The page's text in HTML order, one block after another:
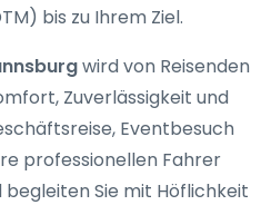
bis zu Ihrem Ziel.
wird von Reisenden
Zuverlässigkeit und
Eventbesuch
professionellen Fahrer
Sie mit Höflichkeit